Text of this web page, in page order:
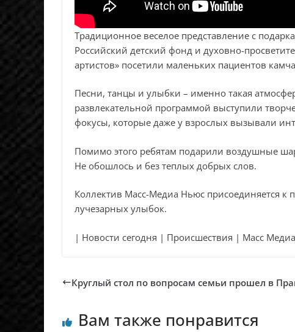
Традиционное веселое представление с
Российский детский фонд и духовно-
артистов» посетили маленьких пациентов
Песни, танцы и улыбки – именно такая
развлекательной программой выступили
фокусы, которые даже у взрослых вызывали
Помимо этого ребятам подарили воздушные
Не обошлось и без теплых добрых слов.
Коллектив Масс-Медиа Ньюс присоединяется к
лучезарных улыбок.
| Новости сегодня | Происшествия | Масс Медиа
Круглый стол по вопросам семьи прошел в
Вам также понравится